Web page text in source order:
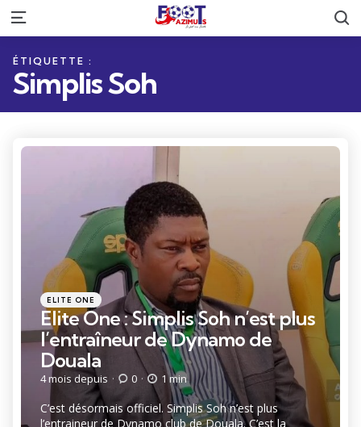
Menu
ÉTIQUETTE :
Simplis Soh
Catégories
Posté
dans
ELITE ONE
Elite One : Simplis Soh n’est plus
l’entraîneur de Dynamo de
Douala
4 mois depuis 0 1 min
C’est désormais officiel. Simplis Soh n’est plus
l’entraineur de Dynamo club de Douala. C’est la